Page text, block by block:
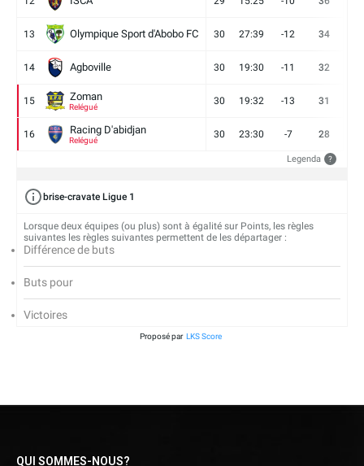
13 Olympique Sport d'Abobo FC 30 27:39 -12 34
14 Agboville 30 19:30 -11 32
15 Zoman
Relégué
30 19:32 -13 31
16 Racing D'abidjan
Relégué
30 23:30 -7 28
Legenda ?
brise-cravate Ligue 1
Lorsque deux équipes (ou plus) sont à égalité sur Points, les règles
suivantes les règles suivantes permettent de les départager :
Différence de buts
Buts pour
Victoires
Proposé par LKS Score
QUI SOMMES-NOUS?